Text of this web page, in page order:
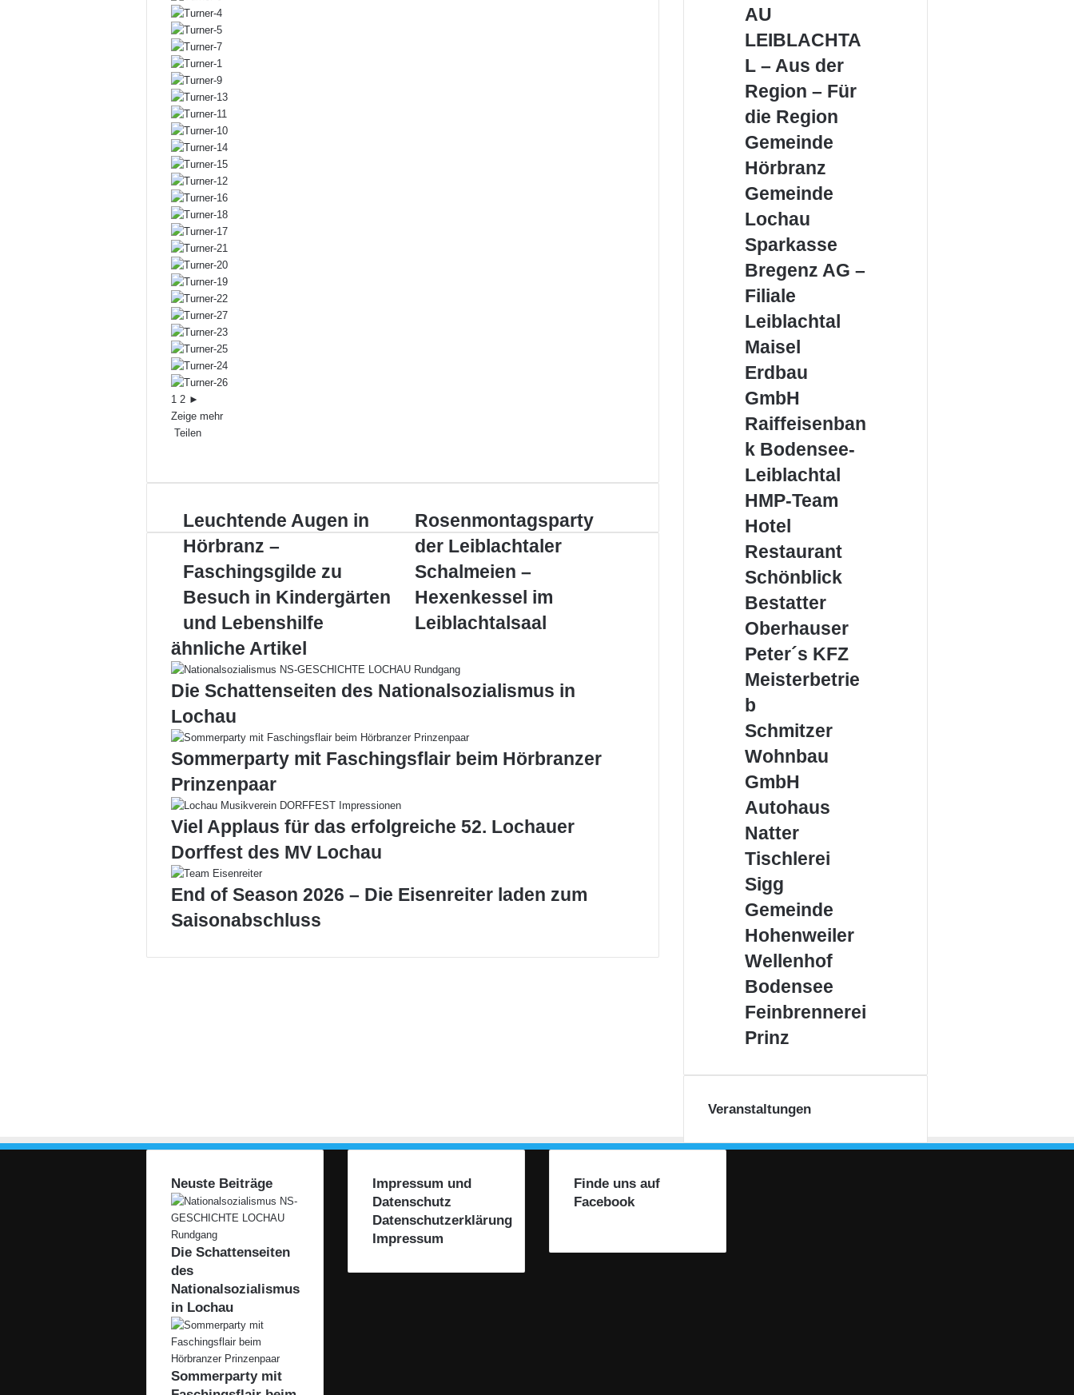
1 2 ►
Zeige mehr
Teilen
E-
Leuchtende
Augen
in
Hörbranz
Faschingsgilde
zu
Besuch
in
Kindergärten
und
Lebenshilfe
Leuchtende Augen in
Hörbranz –
Faschingsgilde zu
Besuch in Kindergärten
und Lebenshilfe
Rosenmontagsparty
der
Leiblachtaler
Schalmeien
Hexenkessel
im
Leiblachtalsaal
Rosenmontagsparty
der Leiblachtaler
Schalmeien –
Hexenkessel im
Leiblachtalsaal
ähnliche Artikel
Die Schattenseiten des Nationalsozialismus in
Lochau
Sommerparty mit Faschingsflair beim Hörbranzer
Prinzenpaar
Viel Applaus für das erfolgreiche 52. Lochauer
Dorffest des MV Lochau
End of Season 2026 – Die Eisenreiter laden zum
Saisonabschluss
–
Aus
Region
–
Für
die
Region
AU
LEIBLACHTA
L – Aus der
Region – Für
die Region
Gemeinde
Gemeinde
Hörbranz
Gemeinde
Gemeinde
Lochau
Sparkasse
Bregenz
AG
–
Leiblachtal
Sparkasse
Bregenz AG –
Filiale
Leiblachtal
Maisel
GmbH
Maisel
Erdbau
GmbH
Raiffeisenbank
Leiblachtal
Raiffeisenban
k Bodensee-
Leiblachtal
HMP-
HMP-Team
Hotel
Schönblick
Hotel
Restaurant
Schönblick
Bestatter
Bestatter
Oberhauser
Peter
KFZ
Meisterbetrieb
Peter´s KFZ
Meisterbetrie
b
Schmitzer
GmbH
Schmitzer
Wohnbau
GmbH
Autohaus
Autohaus
Natter
Tischlerei
Tischlerei
Sigg
Gemeinde
Gemeinde
Hohenweiler
Wellenhof
Wellenhof
Bodensee
Feinbrennerei
Feinbrennerei
Prinz
Veranstaltungen
Neuste Beiträge
Die Schattenseiten
des
Nationalsozialismus
in Lochau
Sommerparty mit
Impressum und
Datenschutz
Datenschutzerklärung
Impressum
Finde uns auf
Facebook